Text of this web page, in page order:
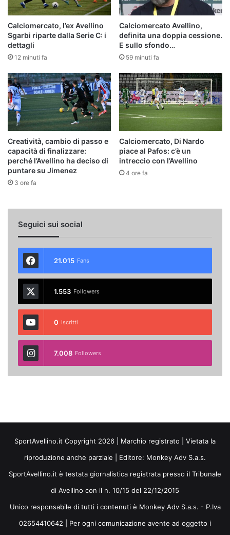
Calciomercato, l’ex Avellino
Sgarbi riparte dalla Serie C: i
dettagli
12 minuti fa
Calciomercato Avellino,
definita una doppia cessione.
E sullo sfondo…
59 minuti fa
Creatività, cambio di passo e
capacità di finalizzare:
perché l’Avellino ha deciso di
puntare su Jimenez
3 ore fa
Calciomercato, Di Nardo
piace al Pafos: c’è un
intreccio con l’Avellino
4 ore fa
Seguici sui social
21.015 Fans
1.553 Followers
0 Iscritti
7.008 Followers
SportAvellino.it Copyright 2026 | Marchio registrato | Vietata la
riproduzione anche parziale | Editore: Monkey Adv S.a.s.
SportAvellino.it è testata giornalistica registrata presso il Tribunale
di Avellino con il n. 10/15 del 22/12/2015
Unico responsabile di tutti i contenuti è Monkey Adv S.a.s. - P.Iva
02654410642 | Per ogni comunicazione avente ad oggetto i